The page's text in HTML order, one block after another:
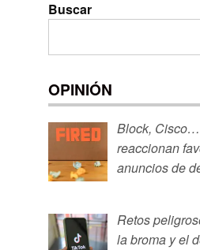
Buscar
OPINIÓN
Block,
reaccionan
anuncios de
Retos
la broma y el